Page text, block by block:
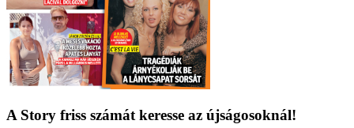
A Story friss számát keresse az újságosoknál!